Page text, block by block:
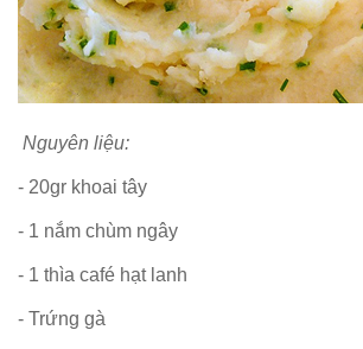
Nguyên liệu:
- 20gr khoai tây
- 1 nắm chùm ngây
- 1 thìa café hạt lanh
- Trứng gà